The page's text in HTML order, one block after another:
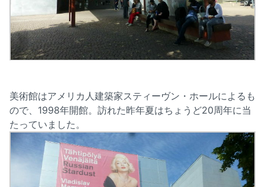
美術館はアメリカ人建築家スティーヴン・ホールによるも
ので、1998年開館。訪れた昨年夏はちょうど20周年に当
たっていました。